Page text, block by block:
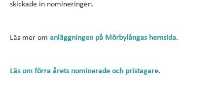
skickade in nomineringen.
Läs mer om anläggningen på Mörbylångas hemsida.
Läs om förra årets nominerade och pristagare.